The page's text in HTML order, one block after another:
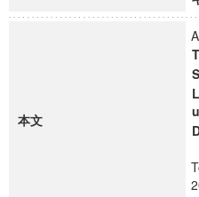
本文